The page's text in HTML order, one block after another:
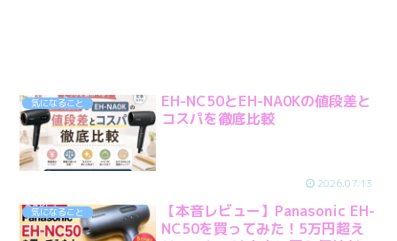
気になること
EH-NC50とEH-NA0Kの値段差と
コスパを徹底比較
2026.07.13
気になること
【本音レビュー】Panasonic EH-
NC50を買ってみた！5万円超え